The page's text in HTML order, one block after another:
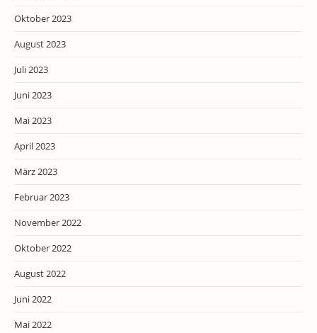
Oktober 2023
August 2023
Juli 2023
Juni 2023
Mai 2023
April 2023
März 2023
Februar 2023
November 2022
Oktober 2022
August 2022
Juni 2022
Mai 2022